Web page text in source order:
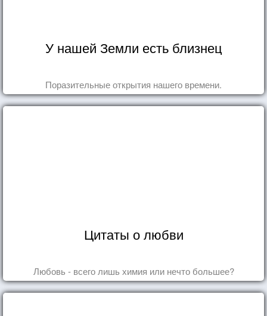
У нашей Земли есть близнец
Поразительные открытия нашего времени.
Цитаты о любви
Любовь - всего лишь химия или нечто большее?